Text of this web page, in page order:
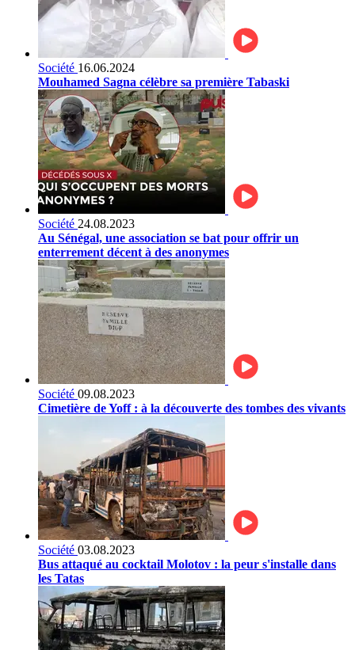
Société 16.06.2024
Mouhamed Sagna célèbre sa première Tabaski
Société 24.08.2023
Au Sénégal, une association se bat pour offrir un
enterrement décent à des anonymes
Société 09.08.2023
Cimetière de Yoff : à la découverte des tombes des vivants
Société 03.08.2023
Bus attaqué au cocktail Molotov : la peur s'installe dans
les Tatas